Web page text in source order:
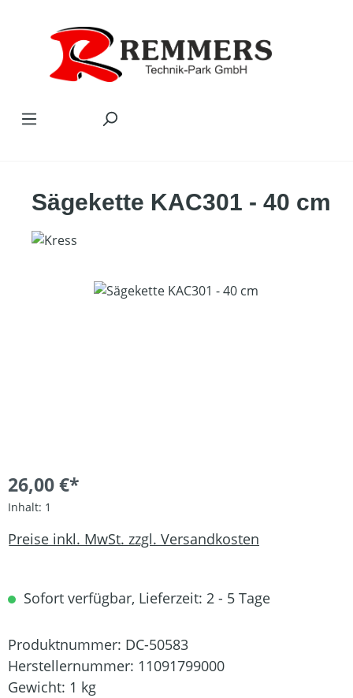
Sägekette KAC301 - 40 cm
Bildergalerie überspringen
26,00 €*
Inhalt: 1
Preise inkl. MwSt. zzgl. Versandkosten
Sofort verfügbar, Lieferzeit: 2 - 5 Tage
Produktnummer: DC-50583
Herstellernummer: 11091799000
Gewicht: 1 kg